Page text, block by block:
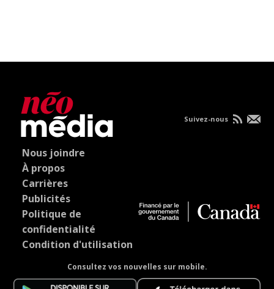
Nous joindre
À propos
Carrières
Publicités
Politique de
confidentialité
Condition d'utilisation
Consultez vos nouvelles sur mobile.
Suivez-nous